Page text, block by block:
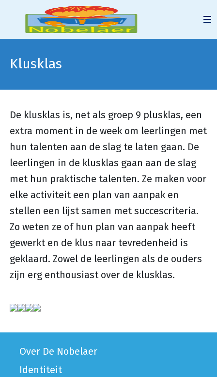
Klusklas
De klusklas is, net als groep 9 plusklas, een
extra moment in de week om leerlingen met
hun talenten aan de slag te laten gaan. De
leerlingen in de klusklas gaan aan de slag
met hun praktische talenten. Ze maken voor
elke activiteit een plan van aanpak en
stellen een lijst samen met succescriteria.
Zo weten ze of hun plan van aanpak heeft
gewerkt en de klus naar tevredenheid is
geklaard. Zowel de leerlingen als de ouders
zijn erg enthousiast over de klusklas.
Over De Nobelaer
Identiteit